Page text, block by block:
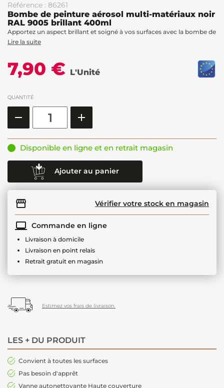
Référence : 86261
Bombe de peinture aérosol multi-matériaux noir
RAL 9005 brillant 400ml
Apportez un aspect brillant et soigné à vos surfaces avec la bombe de
Lire la suite
7,90 € L'Unité
QUANTITÉ
Disponible en ligne et en retrait magasin
Ajouter au panier
Vérifier votre stock en magasin
Commande en ligne
Livraison à domicile
Livraison en point relais
Retrait gratuit en magasin
Estimez vos frais de livraison.
LES + DU PRODUIT
Convient à toutes les surfaces
Pas besoin d'apprêt
Vanne autonettoyante Haute couverture